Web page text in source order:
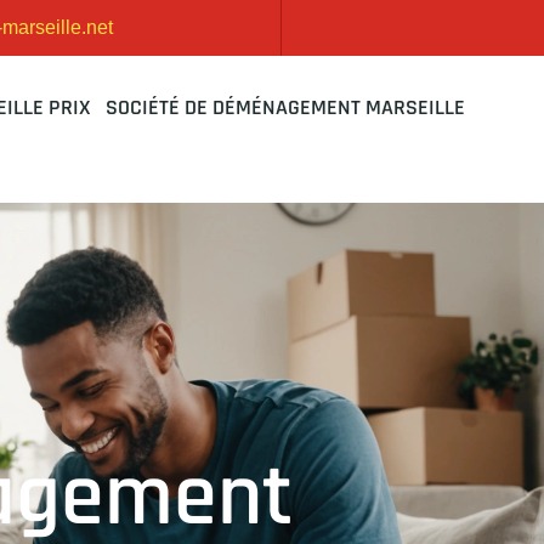
PRIX SOCIÉTÉ DE DÉMÉNAGEMENT MARSEILLE